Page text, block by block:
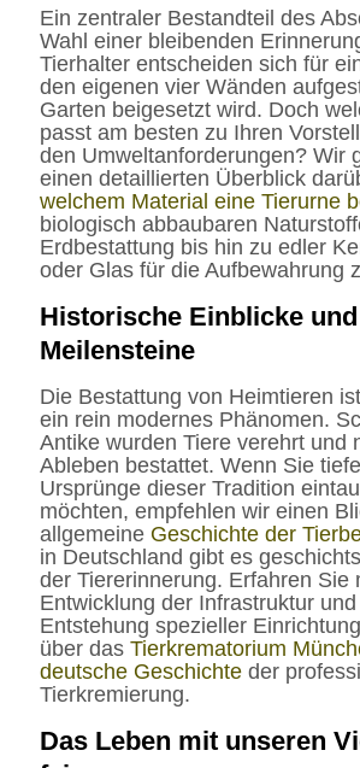
Ein zentraler Bestandteil des
Wahl einer bleibenden
Tierhalter entscheiden sich für
den eigenen vier Wänden
Garten beigesetzt wird. Doch
passt am besten zu Ihren
den Umweltanforderungen? Wir
einen detaillierten Überblick
welchem Material eine Tierurne
biologisch abbaubaren
Erdbestattung bis hin zu edler
oder Glas für die Aufbewahrung
Historische Einblicke
Meilensteine
Die Bestattung von Heimtieren
ein rein modernes Phänomen.
Antike wurden Tiere verehrt und
Ableben bestattet. Wenn Sie
Ursprünge dieser Tradition
möchten, empfehlen wir einen
allgemeine Geschichte der
in Deutschland gibt es
der Tiererinnerung. Erfahren Sie
Entwicklung der Infrastruktur
Entstehung spezieller
über das Tierkrematorium
deutsche Geschichte der
Tierkremierung.
Das Leben mit unseren